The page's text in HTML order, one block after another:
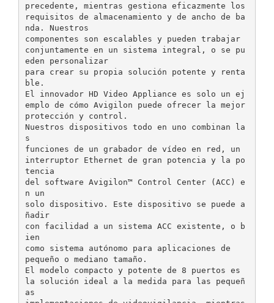
precedente, mientras gestiona eficazmente los
requisitos de almacenamiento y de ancho de ba
nda. Nuestros
componentes son escalables y pueden trabajar
conjuntamente en un sistema integral, o se pu
eden personalizar
para crear su propia solución potente y renta
ble.
El innovador HD Video Appliance es solo un ej
emplo de cómo Avigilon puede ofrecer la mejor
protección y control.
Nuestros dispositivos todo en uno combinan la
s
funciones de un grabador de vídeo en red, un
interruptor Ethernet de gran potencia y la po
tencia
del software Avigilon™ Control Center (ACC) e
n un
solo dispositivo. Este dispositivo se puede a
ñadir
con facilidad a un sistema ACC existente, o b
ien
como sistema autónomo para aplicaciones de
pequeño o mediano tamaño.
El modelo compacto y potente de 8 puertos es
la solución ideal a la medida para las pequeñ
as